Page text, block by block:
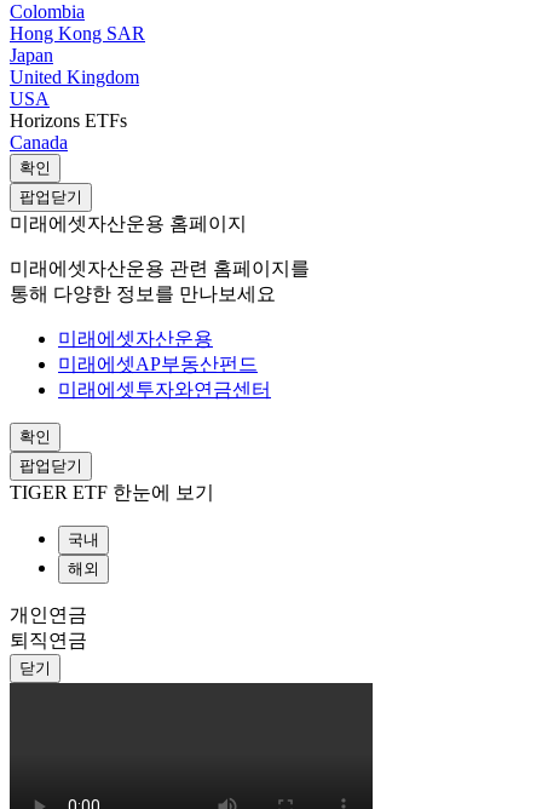
Colombia
Hong Kong SAR
Japan
United Kingdom
USA
Horizons ETFs
Canada
확인
팝업닫기
미래에셋자산운용 홈페이지
미래에셋자산운용 관련 홈페이지를
통해 다양한 정보를 만나보세요
미래에셋자산운용
미래에셋AP부동산펀드
미래에셋투자와연금센터
확인
팝업닫기
TIGER ETF 한눈에 보기
국내
해외
개인연금
퇴직연금
닫기